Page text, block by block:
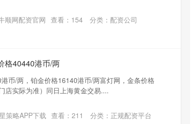
顺网配资官网 查看： 154 分类： 配资公司
格40440港币/两
币/两，铂金价格16140港币/两富灯网，金条价格
店实际为准）同日上海黄金交易....
策略APP下载 查看： 211 分类： 正规配资平台